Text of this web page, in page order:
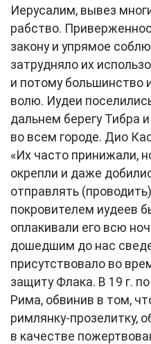
Иерусалим, вывез
рабство.
закону и упрямое
затрудняло их
и потому большинство
волю. Иудеи
дальнем берегу Тибра
во всем городе. Дио
«Их часто принижали,
окрепли и даже
отправлять
покровителем иудеев
оплакивали его всю
дошедшим до нас
присутствовало во
защиту Флака. В 19 г.
Рима, обвинив в том,
римлянку-прозелитку,
в качестве